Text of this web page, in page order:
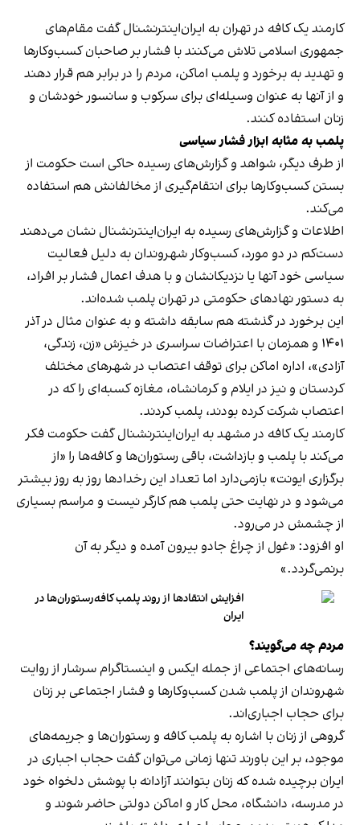
کارمند یک کافه در تهران به ایران‌اینترنشنال گفت مقام‌های
جمهوری اسلامی تلاش می‌کنند با فشار بر صاحبان کسب‌وکارها
و تهدید به برخورد و پلمب اماکن، مردم را در برابر هم قرار دهند
و از آنها به عنوان وسیله‌ای برای سرکوب و سانسور خودشان و
زنان استفاده کنند.
پلمب به مثابه ابزار فشار سیاسی
از طرف دیگر، شواهد و گزارش‌های رسیده حاکی است حکومت از
بستن کسب‌وکارها برای انتقام‌گیری از مخالفانش هم استفاده
می‌کند.
اطلاعات و گزارش‌های رسیده به ایران‌اینترنشنال نشان می‌دهند
دست‌کم در دو مورد، کسب‌وکار شهروندان به دلیل فعالیت
سیاسی خود آنها یا نزدیکانشان و با هدف اعمال فشار بر افراد،
به دستور نهادهای حکومتی در تهران پلمب شده‌اند.
این برخورد در گذشته هم سابقه داشته و به عنوان مثال در آذر
۱۴۰۱ و همزمان با اعتراضات سراسری در خیزش «زن، زندگی،
آزادی»، اداره اماکن برای توقف اعتصاب در شهرهای مختلف
کردستان و نیز در ایلام و کرمانشاه، مغازه کسبه‌ای را که در
اعتصاب شرکت کرده بودند، پلمب کردند.
کارمند یک کافه در مشهد به ایران‌اینترنشنال گفت حکومت فکر
می‌کند با پلمب و بازداشت، باقی رستوران‌ها و کافه‌ها را «از
برگزاری ایونت» بازمی‌دارد اما تعداد این رخدادها روز به روز بیشتر
می‌شود و در نهایت حتی پلمب هم کارگر نیست و مراسم بسیاری
از چشمش در می‌رود.
او افزود: «غول از چراغ جادو بیرون آمده و دیگر به آن
برنمی‎‌گردد.»
افزایش انتقادها از روند پلمب کافه‌رستوران‌ها در
ایران
مردم چه می‌گویند؟
رسانه‎‌های اجتماعی از جمله ایکس و اینستاگرام سرشار از روایت
شهروندان از پلمب شدن کسب‌وکارها و فشار اجتماعی بر زنان
برای حجاب اجباری‌اند.
گروهی از زنان با اشاره به پلمب کافه و رستوران‌ها و جریمه‌های
موجود، بر این باورند تنها زمانی می‌توان گفت حجاب اجباری در
ایران برچیده شده که زنان بتوانند آزادانه با پوشش دلخواه خود
در مدرسه، دانشگاه، محل کار و اماکن دولتی حاضر شوند و